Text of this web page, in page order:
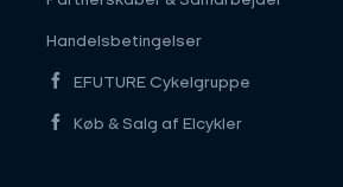
Handelsbetingelser
EFUTURE Cykelgruppe
Køb & Salg af Elcykler